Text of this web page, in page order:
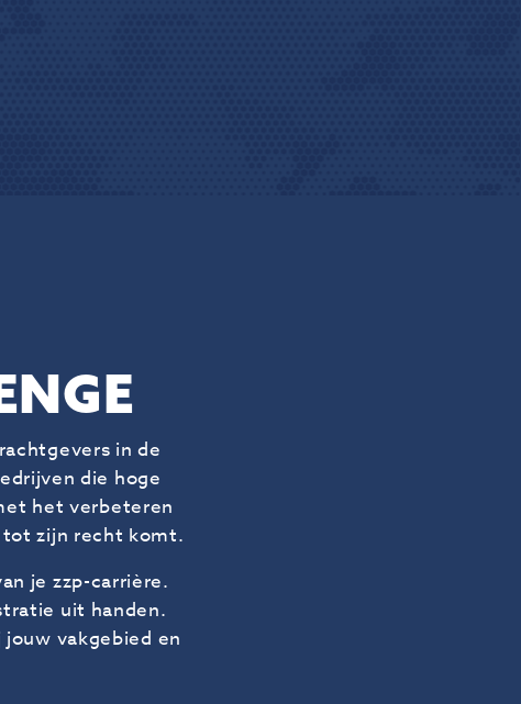
in de
die hoge
het verbeteren
tot zijn recht komt.
je zzp-carrière.
uit handen.
vakgebied en